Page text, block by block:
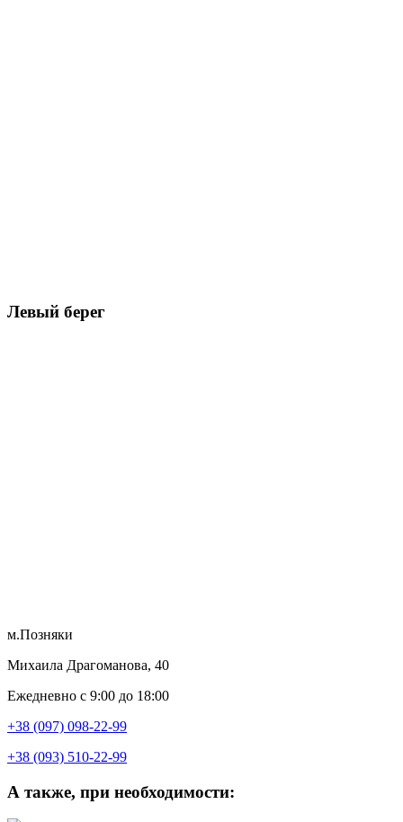
Левый берег
м.Позняки
Михаила Драгоманова, 40
Ежедневно с 9:00 до 18:00
+38 (097) 098-22-99
+38 (093) 510-22-99
А также, при необходимости: